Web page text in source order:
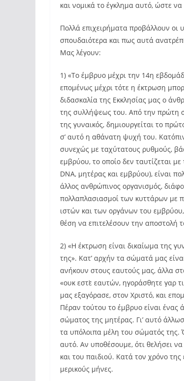
και νομικά το έγκλημα αυτό, ώστε
Πολλά επιχειρήματα προβάλλουν
σπουδαιότερα και πως αυτά
Μας λέγουν:
1) «Το έμβρυο μέχρι την 14η
επομένως μέχρι τότε η έκτρωση
διδασκαλία της Εκκλησίας μας ο
της συλλήψεως του. Από την πρώτη
της γυναικός, δημιουργείται το
σ’ αυτό η αθάνατη ψυχή του.
συνεχώς με ταχύτατους ρυθμούς,
εμβρύου, το οποίο δεν ταυτίζεται
DNA, μητέρας και εμβρύου), είναι
άλλος ανθρώπινος οργανισμός,
πολλαπλασιασμοί των κυττάρων με
ιστών και των οργάνων του
θέση να επιτελέσουν την αποστολή
2) «Η έκτρωση είναι δικαίωμα της
της». Κατ’ αρχήν τα σώματά μας
ανήκουν στους εαυτούς μας, άλλα
«ουκ εστὲ εαυτών, ηγοράσθητε γαρ
μας εξαγόρασε, στον Χριστό, και
Πέραν τούτου το έμβρυο είναι ένας
σώματος της μητέρας. Γι’ αυτό
τα υπόλοιπα μέλη του σώματός της.
αυτό. Αν υποθέσουμε, ότι θελήσει
και του παιδιού. Κατά τον χρόνο
μερικούς μήνες.